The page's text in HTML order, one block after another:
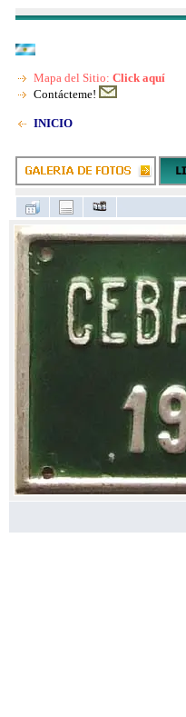
Mapa del Sitio: Click aquí
Contácteme!
INICIO